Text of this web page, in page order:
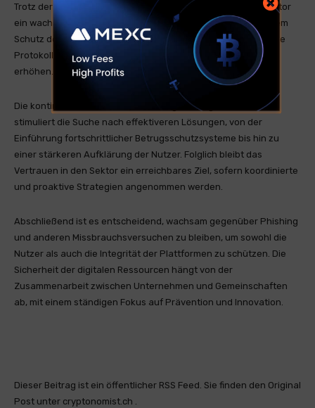
Trotz der Dramatik der letzten Ereignisse zeigt der Kryptosektor
ein wachsendes Interesse an der Computersicherheit und dem
Schutz der Nutzer. Vorfälle wie der von Trezor dienen dazu, die
Protokolle zu verbessern und das kollektive Bewusstsein zu
erhöhen.
Die kontinuierliche Weiterentwicklung der Angriffstechniken
stimuliert die Suche nach effektiveren Lösungen, von der
Einführung fortschrittlicher Betrugsschutzsysteme bis hin zu
einer stärkeren Aufklärung der Nutzer. Folglich bleibt das
Vertrauen in den Sektor ein erreichbares Ziel, sofern koordinierte
und proaktive Strategien angenommen werden.
Abschließend ist es entscheidend, wachsam gegenüber Phishing
und anderen Missbrauchsversuchen zu bleiben, um sowohl die
Nutzer als auch die Integrität der Plattformen zu schützen. Die
Sicherheit der digitalen Ressourcen hängt von der
Zusammenarbeit zwischen Unternehmen und Gemeinschaften
ab, mit einem ständigen Fokus auf Prävention und Innovation.
Dieser Beitrag ist ein öffentlicher RSS Feed. Sie finden den Original
Post unter cryptonomist.ch .